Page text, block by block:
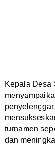
Kepala Desa
turnamen
dan